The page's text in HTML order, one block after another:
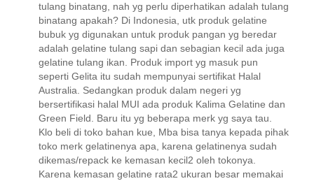
tulang binatang, nah yg perlu diperhatikan adalah tulang
binatang apakah? Di Indonesia, utk produk gelatine
bubuk yg digunakan untuk produk pangan yg beredar
adalah gelatine tulang sapi dan sebagian kecil ada juga
gelatine tulang ikan. Produk import yg masuk pun
seperti Gelita itu sudah mempunyai sertifikat Halal
Australia. Sedangkan produk dalam negeri yg
bersertifikasi halal MUI ada produk Kalima Gelatine dan
Green Field. Baru itu yg beberapa merk yg saya tau.
Klo beli di toko bahan kue, Mba bisa tanya kepada pihak
toko merk gelatinenya apa, karena gelatinenya sudah
dikemas/repack ke kemasan kecil2 oleh tokonya.
Karena kemasan gelatine rata2 ukuran besar memakai